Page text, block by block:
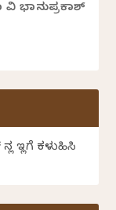
ವಿ ಭಾನುಪ್ರಕಾಶ್
ಇಲ್ಲಿಗೆ ಕಳುಹಿಸಿ